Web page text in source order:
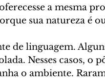
a mesma
sua natureza é
de linguagem.
Nesses casos, o
o ambiente.